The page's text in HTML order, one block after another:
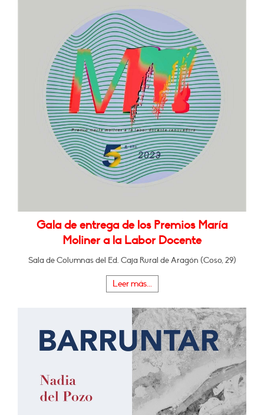
Gala de entrega de los Premios María
Moliner a la Labor Docente
Sala de Columnas del Ed. Caja Rural de Aragón (Coso, 29)
Leer más...